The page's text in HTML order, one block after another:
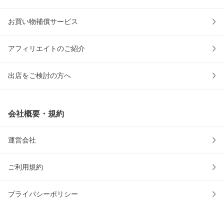
お買い物補償サービス
アフィリエイトのご紹介
出店をご検討の方へ
会社概要・規約
運営会社
ご利用規約
プライバシーポリシー